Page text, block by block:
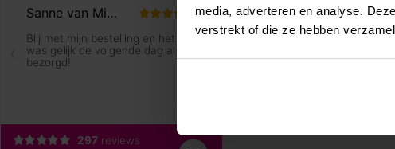
media, adverteren en analyse.
verstrekt of die ze hebben